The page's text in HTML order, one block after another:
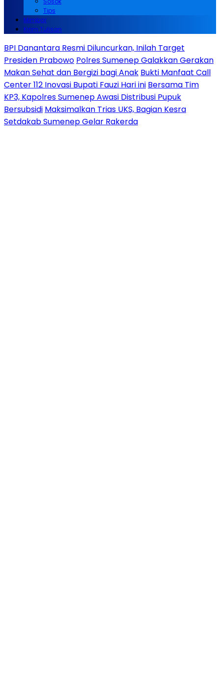
Tips
Mimbar
Kirim Tulisan
BPI Danantara Resmi Diluncurkan, Inilah Target
Presiden Prabowo Polres Sumenep Galakkan Gerakan
Makan Sehat dan Bergizi bagi Anak Bukti Manfaat Call
Center 112 Inovasi Bupati Fauzi Hari ini Bersama Tim
KP3, Kapolres Sumenep Awasi Distribusi Pupuk
Bersubsidi Maksimalkan Trias UKS, Bagian Kesra
Setdakab Sumenep Gelar Rakerda